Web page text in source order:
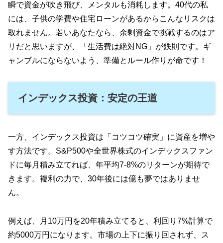
瞬で資金が吹き飛び、メンタルも消耗します。40代の私
には、子供の学費や住宅ローンがあるからこんなリスクは
取れません。若いあなたなら、余剰資金で挑戦するのはア
リだと思いますが、「生活費は絶対NG」が鉄則です。ギ
ャンブルにならないよう、準備とルール作りが命です！
インデックス投資：安定の王道
一方、インデックス投資は「コツコツ確実」に資産を増や
す方法です。S&P500や全世界株式のインデックスファン
ドに毎月積み立てれば、年平均7-8%のリターンが期待で
きます。複利の力で、30年後には億も夢ではありませ
ん。
例えば、月10万円を20年積み立てると、利回り7%計算で
約5000万円になります。市場の上下に振り回されず、ス